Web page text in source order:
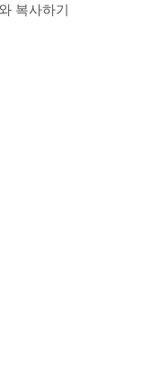
복사하기